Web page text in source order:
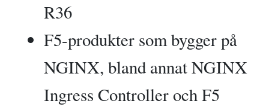
R36
F5-produkter som bygger på
NGINX, bland annat NGINX
Ingress Controller och F5